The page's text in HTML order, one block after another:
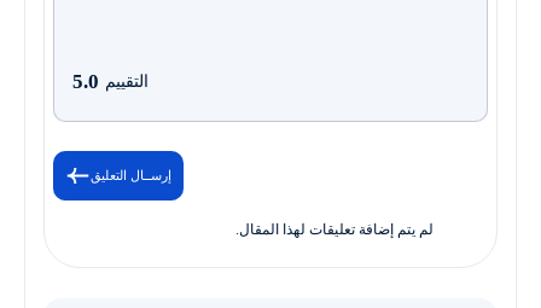
التقييم 5.0
إرســال التعليق
لم يتم إضافة تعليقات لهذا المقال.